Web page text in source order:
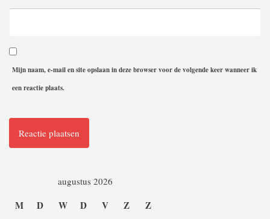
Mijn naam, e-mail en site opslaan in deze browser voor de volgende keer wanneer ik
een reactie plaats.
augustus 2026
M D W D V Z Z